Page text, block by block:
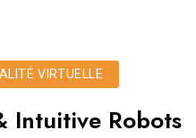
VIRTUELLE
Intuitive Robots